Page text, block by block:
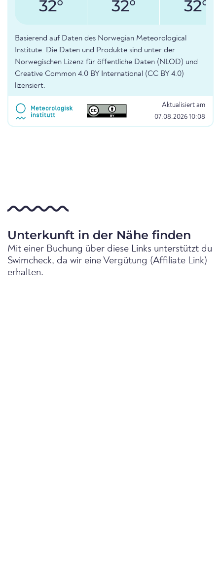
32° 32° 32°
Basierend auf Daten des Norwegian Meteorological
Institute. Die Daten und Produkte sind unter der
Norwegischen Lizenz für öffentliche Daten (NLOD) und
Creative Common 4.0 BY International (CC BY 4.0)
lizensiert.
Aktualisiert am
07.08.2026 10:08
Unterkunft in der Nähe finden
Mit einer Buchung über diese Links unterstützt du
Swimcheck, da wir eine Vergütung (Affiliate Link)
erhalten.